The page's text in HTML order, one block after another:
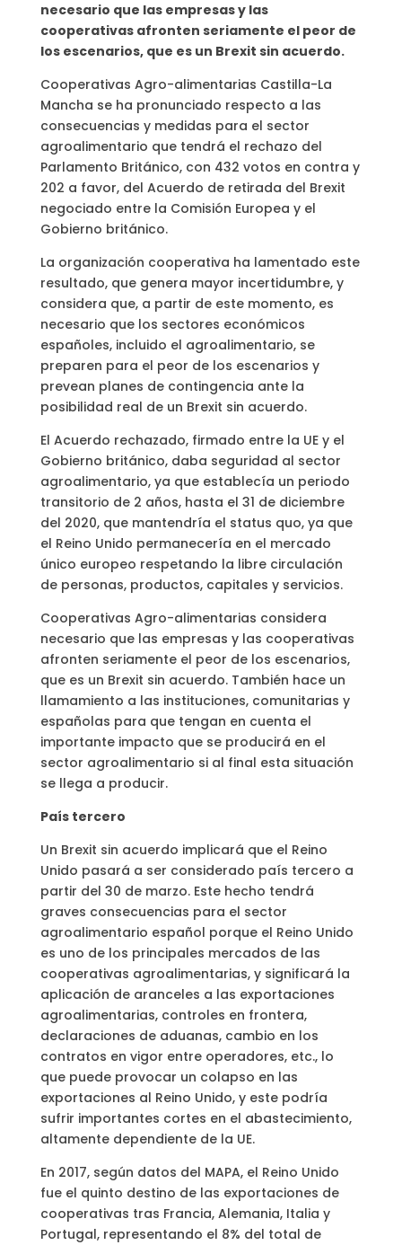
necesario que las empresas y las
cooperativas afronten seriamente el peor de
los escenarios, que es un Brexit sin acuerdo.
Cooperativas Agro-alimentarias Castilla-La
Mancha se ha pronunciado respecto a las
consecuencias y medidas para el sector
agroalimentario que tendrá el rechazo del
Parlamento Británico, con 432 votos en contra y
202 a favor, del Acuerdo de retirada del Brexit
negociado entre la Comisión Europea y el
Gobierno británico.
La organización cooperativa ha lamentado este
resultado, que genera mayor incertidumbre, y
considera que, a partir de este momento, es
necesario que los sectores económicos
españoles, incluido el agroalimentario, se
preparen para el peor de los escenarios y
prevean planes de contingencia ante la
posibilidad real de un Brexit sin acuerdo.
El Acuerdo rechazado, firmado entre la UE y el
Gobierno británico, daba seguridad al sector
agroalimentario, ya que establecía un periodo
transitorio de 2 años, hasta el 31 de diciembre
del 2020, que mantendría el status quo, ya que
el Reino Unido permanecería en el mercado
único europeo respetando la libre circulación
de personas, productos, capitales y servicios.
Cooperativas Agro-alimentarias considera
necesario que las empresas y las cooperativas
afronten seriamente el peor de los escenarios,
que es un Brexit sin acuerdo. También hace un
llamamiento a las instituciones, comunitarias y
españolas para que tengan en cuenta el
importante impacto que se producirá en el
sector agroalimentario si al final esta situación
se llega a producir.
País tercero
Un Brexit sin acuerdo implicará que el Reino
Unido pasará a ser considerado país tercero a
partir del 30 de marzo. Este hecho tendrá
graves consecuencias para el sector
agroalimentario español porque el Reino Unido
es uno de los principales mercados de las
cooperativas agroalimentarias, y significará la
aplicación de aranceles a las exportaciones
agroalimentarias, controles en frontera,
declaraciones de aduanas, cambio en los
contratos en vigor entre operadores, etc., lo
que puede provocar un colapso en las
exportaciones al Reino Unido, y este podría
sufrir importantes cortes en el abastecimiento,
altamente dependiente de la UE.
En 2017, según datos del MAPA, el Reino Unido
fue el quinto destino de las exportaciones de
cooperativas tras Francia, Alemania, Italia y
Portugal, representando el 8% del total de